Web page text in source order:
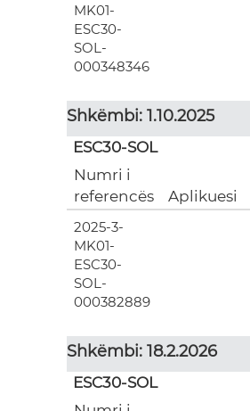
MK01-
ESC30-
SOL-
000348346
Shkëmbi: 1.10.2025
ESC30-SOL
Numri i
referencës
Aplikuesi
2025-3-
MK01-
ESC30-
SOL-
000382889
Shkëmbi: 18.2.2026
ESC30-SOL